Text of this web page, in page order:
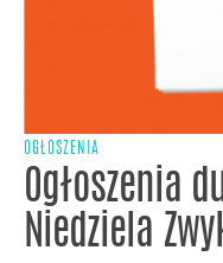
OGŁOSZENIA
Ogłoszenia
Niedziela